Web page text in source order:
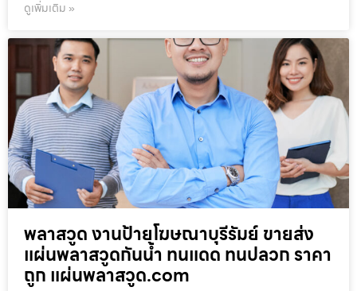
ดูเพิ่มเติม »
พลาสวูด งานป้ายโฆษณาบุรีรัมย์ ขายส่ง
แผ่นพลาสวูดกันน้ำ ทนแดด ทนปลวก ราคา
ถูก แผ่นพลาสวูด.com